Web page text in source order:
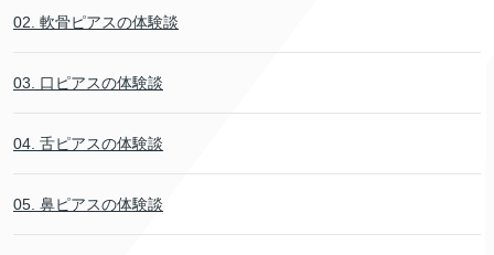
02. 軟骨ピアスの体験談
03. 口ピアスの体験談
04. 舌ピアスの体験談
05. 鼻ピアスの体験談